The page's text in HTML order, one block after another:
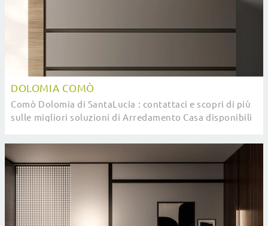
DOLOMIA COMÒ
Comò Dolomia di SantaLucia : contattaci e scopri di più
sulle migliori soluzioni di Arredamento Casa disponibili